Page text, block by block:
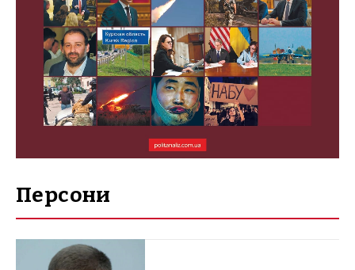
Персони